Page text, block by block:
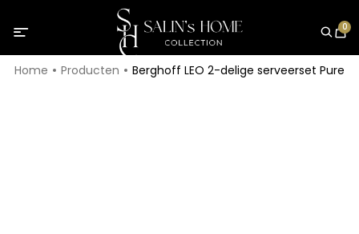
0
Home Producten Berghoff LEO 2-delige serveerset Pure